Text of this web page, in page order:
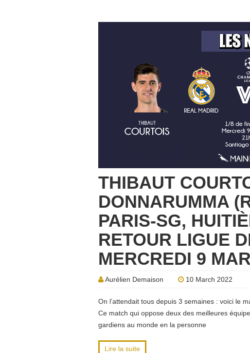
THIBAUT
DONNARUMMA
PARIS-SG,
RETOUR LIGUE
MERCREDI 9
Aurélien Demaison 10 March 2022
On l’attendait tous depuis 3 semaines : voici le
Ce match qui oppose deux des meilleures
gardiens au monde en la personne
Lire la suite